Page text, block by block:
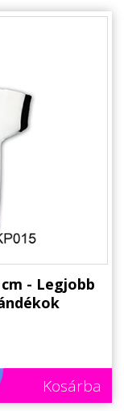
- Legjobb
Kosárba